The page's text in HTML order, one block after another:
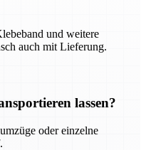
und weitere
auch mit Lieferung.
lassen?
oder einzelne